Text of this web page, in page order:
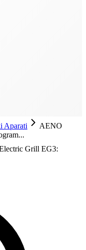
Aparati
AENO
Grill EG3: